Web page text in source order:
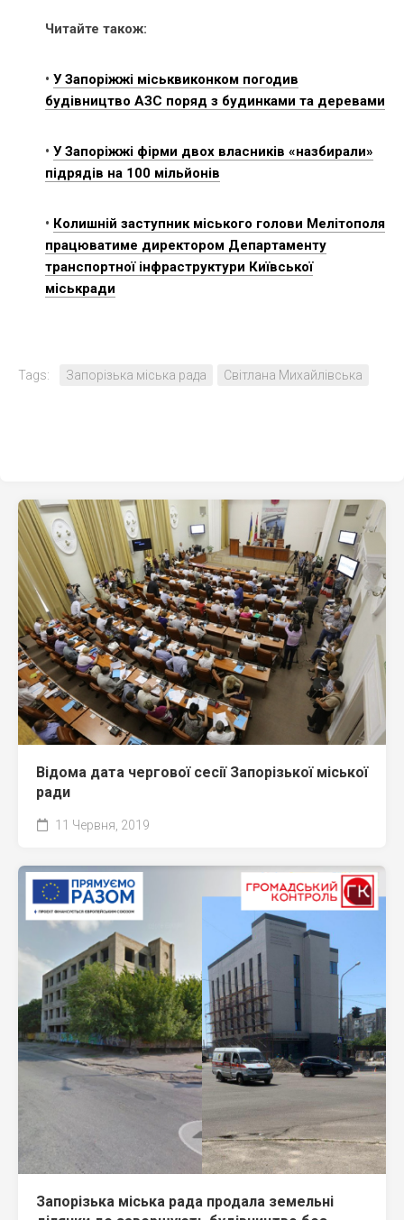
Читайте також:
• У Запоріжжі міськвиконком погодив
будівництво АЗС поряд з будинками та деревами
• У Запоріжжі фірми двох власників «назбирали»
підрядів на 100 мільйонів
• Колишній заступник міського голови Мелітополя
працюватиме директором Департаменту
транспортної інфраструктури Київської
міськради
Tags: Запорізька міська рада Світлана Михайлівська
Відома дата чергової сесії Запорізької міської
ради
11 Червня, 2019
Запорізька міська рада продала земельні